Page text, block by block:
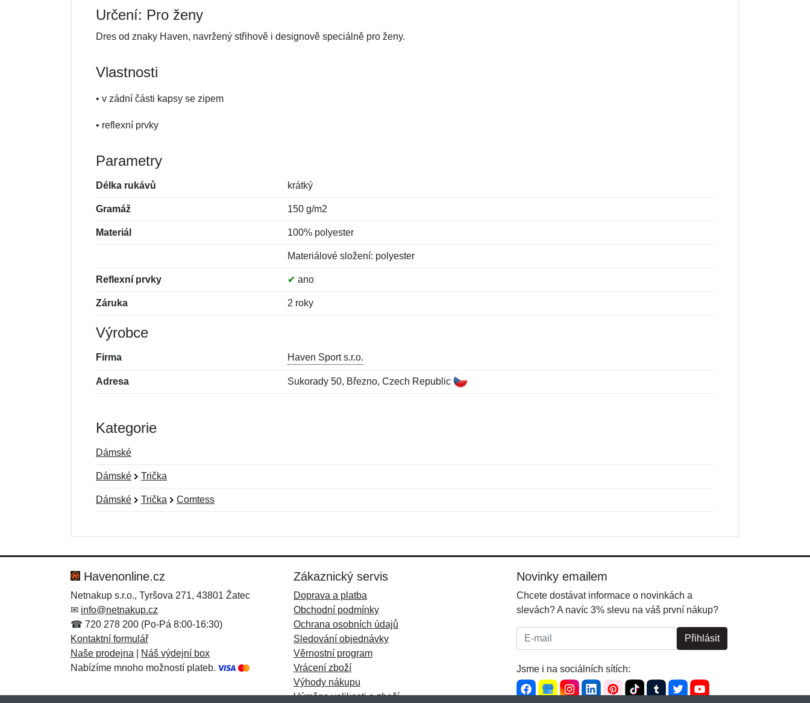
Určení: Pro ženy
Dres od znaky Haven, navržený střihově i designově speciálně pro ženy.
Vlastnosti
• v zádní části kapsy se zipem
• reflexní prvky
Parametry
Délka rukávů krátký
Gramáž 150 g/m2
Materiál 100% polyester
Materiálové složení: polyester
Reflexní prvky ✔ ano
Záruka 2 roky
Výrobce
Firma Haven Sport s.r.o.
Adresa Sukorady 50, Březno, Czech Republic
Kategorie
Dámské
Dámské Trička
Dámské Trička Comtess
Zpráva*
Zpráva*
Havenonline.cz
Netnakup s.r.o., Tyršova 271, 43801 Žatec
✉ info@netnakup.cz
☎ 720 278 200 (Po-Pá 8:00-16:30)
Kontaktní formulář
Naše prodejna
Náš výdejní box
Nabízíme mnoho možností plateb.
Zákaznický servis
Doprava a platba
Obchodní podmínky
Ochrana osobních údajů
Sledování objednávky
Věrnostní program
Vrácení zboží
Výhody nákupu
Výměna velikosti a zboží
Novinky emailem
Chcete dostávat informace o novinkách a
slevách? A navíc 3% slevu na váš první nákup?
E-mail: Přihlásit
Jsme i na sociálních sítích: